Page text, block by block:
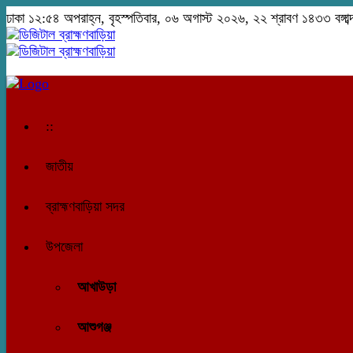
ঢাকা ১২:৫৪ অপরাহ্ন, বৃহস্পতিবার, ০৬ অগাস্ট ২০২৬, ২২ শ্রাবণ ১৪৩৩
::
জাতীয়
ব্রাহ্মণবাড়িয়া সদর
উপজেলা
আখাউড়া
আশুগঞ্জ